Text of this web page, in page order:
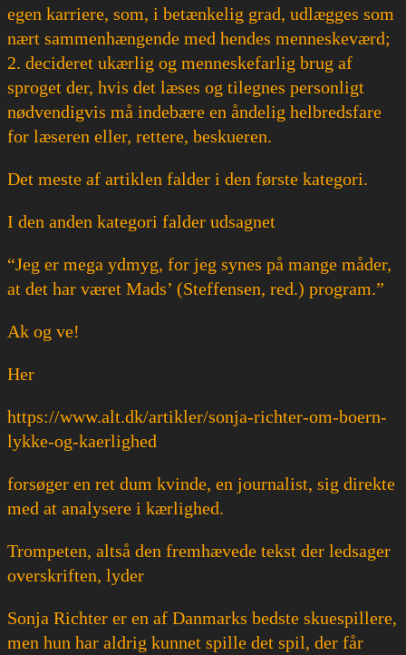
egen karriere, som, i betænkelig grad, udlægges som
nært sammenhængende med hendes menneskeværd;
2. decideret ukærlig og menneskefarlig brug af
sproget der, hvis det læses og tilegnes personligt
nødvendigvis må indebære en åndelig helbredsfare
for læseren eller, rettere, beskueren.
Det meste af artiklen falder i den første kategori.
I den anden kategori falder udsagnet
“Jeg er mega ydmyg, for jeg synes på mange måder,
at det har været Mads’ (Steffensen, red.) program.”
Ak og ve!
Her
https://www.alt.dk/artikler/sonja-richter-om-boern-
lykke-og-kaerlighed
forsøger en ret dum kvinde, en journalist, sig direkte
med at analysere i kærlighed.
Trompeten, altså den fremhævede tekst der ledsager
overskriften, lyder
Sonja Richter er en af Danmarks bedste skuespillere,
men hun har aldrig kunnet spille det spil, der får